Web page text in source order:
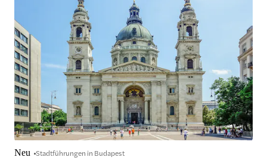
Neu Stadtführungen in Budapest